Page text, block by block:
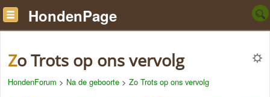
HondenPage
Zo Trots op ons vervolg
HondenForum > Na de geboorte > Zo Trots op ons vervolg